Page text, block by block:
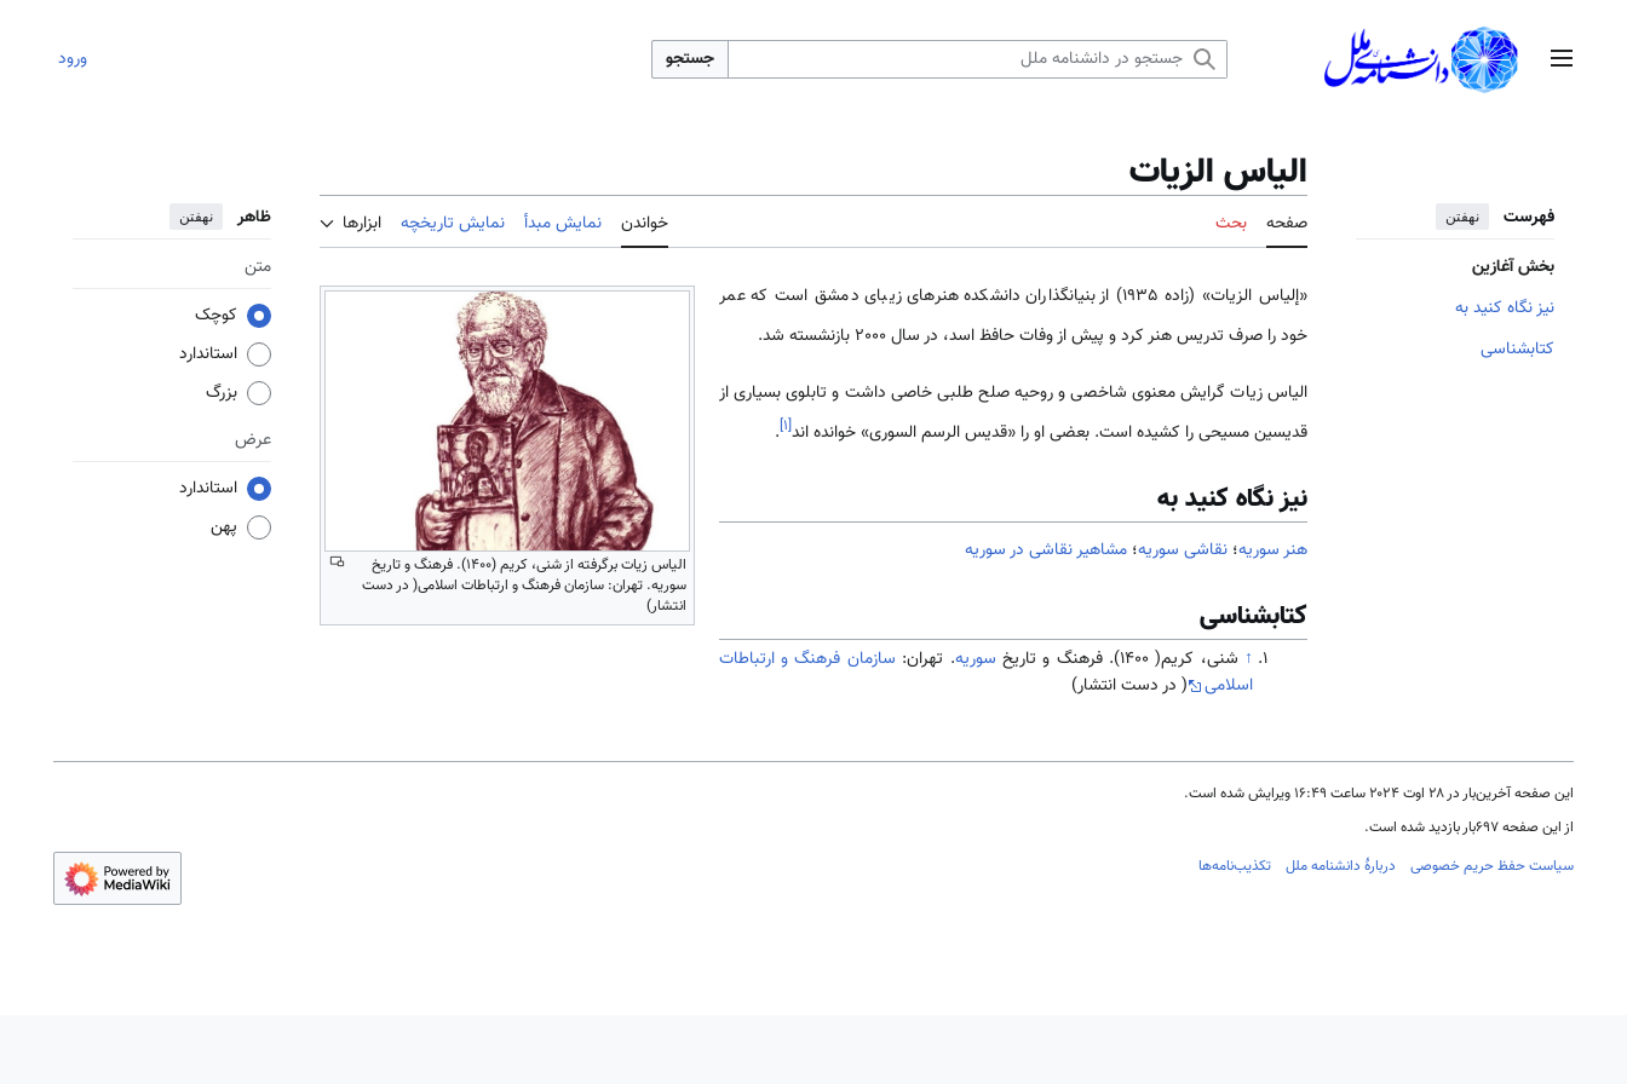
منوی اصلی جستجو ورود
فهرست نهفتن
بخش آغازین
نیز نگاه کنید به
کتابشناسی
الياس الزيات
صفحه بحث خواندن نمایش مبدأ نمایش تاریخچه ابزارها ظاهر نهفتن
متن
کوچک
استاندارد
بزرگ
عرض
استاندارد
پهن
الیاس زیات برگرفته از شنی، کریم (۱۴۰۰). فرهنگ و تاریخ
سوریه. تهران: سازمان فرهنگ و ارتباطات اسلامی( در دست
انتشار)
«إلياس الزيات» (زاده 1935) از بنیان­گذاران دانشکده هنرهای زیبای دمشق است که عمر
خود را صرف تدریس هنر کرد و پیش از وفات حافظ اسد، در سال 2000 بازنشسته شد.
الیاس زیات گرایش معنوی شاخصی و روحیه صلح طلبی خاصی داشت و تابلوی بسیاری از
قدیسین مسیحی را کشیده است. بعضی او را «قدیس الرسم السوری» خوانده ­اند[۱]
.
نیز نگاه کنید به
هنر سوریه؛ نقاشی سوریه؛ مشاهیر نقاشی در سوریه
کتابشناسی
↑ شنی، کریم( 1400). فرهنگ و تاریخ سوریه. تهران: سازمان فرهنگ و ارتباطات
اسلامی
( در دست انتشار)
این صفحه آخرین‌بار در ‏۲۸ اوت ۲۰۲۴ ساعت ‏۱۶:۴۹ ویرایش شده است.
از این صفحه ۶۹۷بار بازدید شده است.
سیاست حفظ حریم خصوصی
دربارهٔ دانشنامه ملل تکذیب‌نامه‌ها